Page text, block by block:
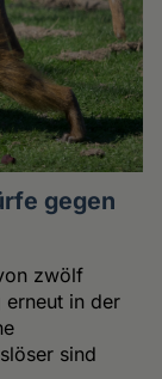
gegen
zwölf
erneut in der
sind